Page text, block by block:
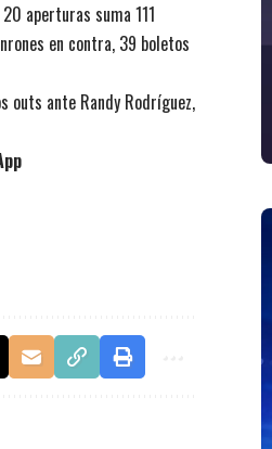
aperturas suma 111
en contra, 39 boletos
outs ante Randy Rodríguez,